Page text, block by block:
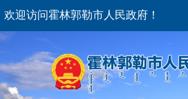
欢迎访问霍林郭勒市人民政府！